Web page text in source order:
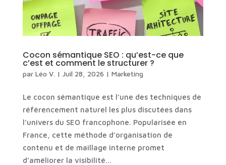
Cocon sémantique SEO : qu’est-ce que
c’est et comment le structurer ?
par Léo V. | Juil 28, 2026 | Marketing
Le cocon sémantique est l’une des techniques de
référencement naturel les plus discutées dans
l’univers du SEO francophone. Popularisée en
France, cette méthode d’organisation de
contenu et de maillage interne promet
d’améliorer la visibilité...